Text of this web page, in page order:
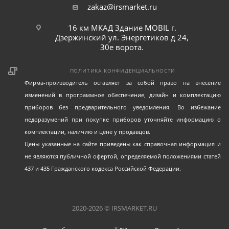
хват ключей обеспечивают комфорт при работе и
уверенность в каждом движении.
Ключи King Tony имеют пожизненную гарантию, что
эксплуатации.
Технические характеристики:
zakaz@irsmarket.ru
16 км МКАД Здание MOBIL г.
Дзержинский ул. Энергетиков д 24,
30е ворота.
ПОЛИТИКА КОНФИДЕНЦИАЛЬНОСТИ
Фирма-производитель оставляет за собой право на внесение
изменений в программное обеспечение, дизайн и комплектацию
приборов без предварительного уведомления. Во избежание
недоразумений при покупке приборов уточняйте информацию о
комплектации, наличию и цене у продавцов.
Цены указанные на сайте приведены как справочная информация и
не являются публичной офертой, определяемой положениями статей
437 и 435 Гражданского кодекса Российской Федерации.
2020-2026 © IRSMARKET.RU